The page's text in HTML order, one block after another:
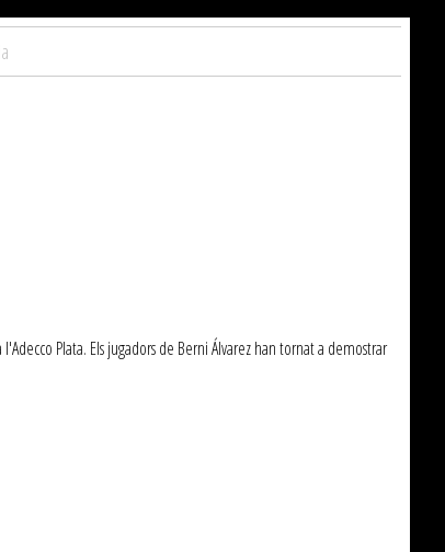
Plata. Els jugadors de Berni Álvarez han tornat a demostrar